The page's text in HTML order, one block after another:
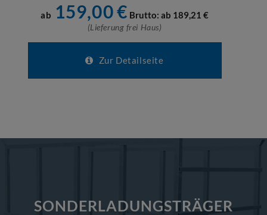
ab 159,00€ Brutto: ab 189,21 €
(Lieferung frei Haus)
Zur Detailseite
SONDERLADUNGSTRÄGER